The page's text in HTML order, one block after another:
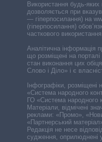
Використання будь-яких
дозволяється при
— гіперпосилання) на
(гіперпосилання)
часткового
Аналітична інформація
що розміщені на
стан виконання цих
Слово і Діло» і є
Інфографіки, розміщені
«Система народного
ГО «Система народного
Матеріали, відмічені
реклами: «Промо»,
«Партнерський
Редакція не несе
судження, оприлюднені